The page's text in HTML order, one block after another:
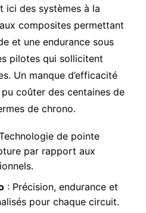
ici des systèmes à la
composites permettant
et une endurance sous
pilotes qui sollicitent
Un manque d’efficacité
coûter des centaines de
de chrono.
de pointe
par rapport aux
: Précision, endurance et
pour chaque circuit.